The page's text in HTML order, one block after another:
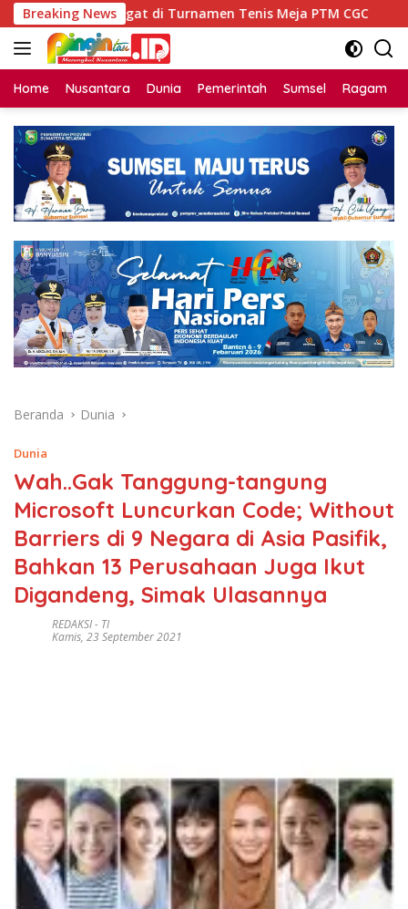
Langsung
ke
konten
Breaking News
Semangat di Turnamen Tenis Meja PTM CGC
Home Nusantara Dunia Pemerintah Sumsel Ragam
Beranda Dunia
Dunia
Wah..Gak Tanggung-tangung
Microsoft Luncurkan Code; Without
Barriers di 9 Negara di Asia Pasifik,
Bahkan 13 Perusahaan Juga Ikut
Digandeng, Simak Ulasannya
REDAKSI- TI
Kamis, 23 September 2021